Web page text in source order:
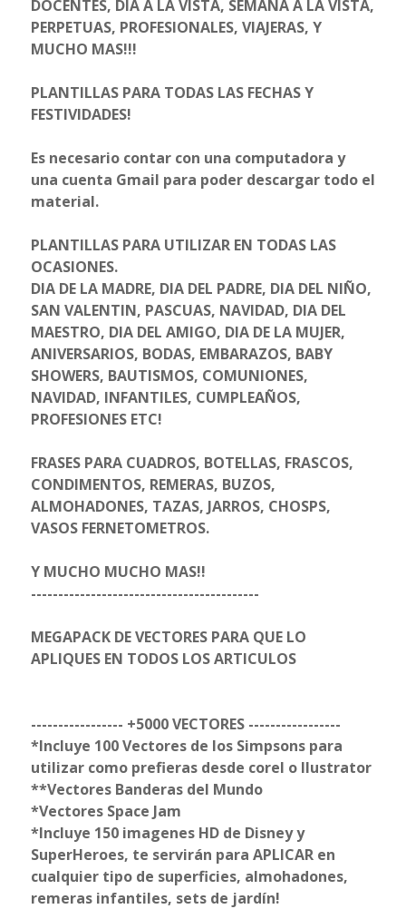
DOCENTES, DIA A LA VISTA, SEMANA A LA VISTA,
PERPETUAS, PROFESIONALES, VIAJERAS, Y
MUCHO MAS!!!
PLANTILLAS PARA TODAS LAS FECHAS Y
FESTIVIDADES!
Es necesario contar con una computadora y
una cuenta Gmail para poder descargar todo el
material.
PLANTILLAS PARA UTILIZAR EN TODAS LAS
OCASIONES.
DIA DE LA MADRE, DIA DEL PADRE, DIA DEL NIÑO,
SAN VALENTIN, PASCUAS, NAVIDAD, DIA DEL
MAESTRO, DIA DEL AMIGO, DIA DE LA MUJER,
ANIVERSARIOS, BODAS, EMBARAZOS, BABY
SHOWERS, BAUTISMOS, COMUNIONES,
NAVIDAD, INFANTILES, CUMPLEAÑOS,
PROFESIONES ETC!
FRASES PARA CUADROS, BOTELLAS, FRASCOS,
CONDIMENTOS, REMERAS, BUZOS,
ALMOHADONES, TAZAS, JARROS, CHOSPS,
VASOS FERNETOMETROS.
Y MUCHO MUCHO MAS!!
------------------------------------------
MEGAPACK DE VECTORES PARA QUE LO
APLIQUES EN TODOS LOS ARTICULOS
----------------- +5000 VECTORES -----------------
*Incluye 100 Vectores de los Simpsons para
utilizar como prefieras desde corel o Ilustrator
**Vectores Banderas del Mundo
*Vectores Space Jam
*Incluye 150 imagenes HD de Disney y
SuperHeroes, te servirán para APLICAR en
cualquier tipo de superficies, almohadones,
remeras infantiles, sets de jardín!